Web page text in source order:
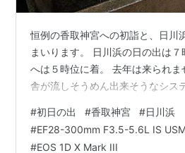
恒例の香取神宮への初詣と、日川
まいります。 日川浜の日の出は
へは５時位に着。 去年は来られ
舎が流しそうめん出来そうなシス
#初日の出 #香取神宮 #日川浜
#EF28-300mm F3.5-5.6L IS
#EOS 1D X Mark III